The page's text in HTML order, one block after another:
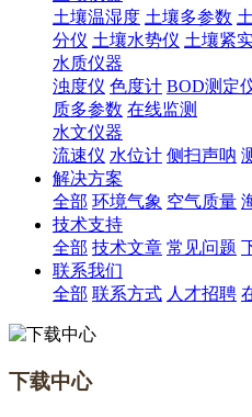
土壤温湿度 土壤多参数
分仪 土壤水势仪 土壤紧
水质仪器
浊度仪 色度计 BOD测定
质多参数 在线监测
水文仪器
流速仪 水位计 侧扫声呐
解决方案
全部 环境气象 空气质量
技术支持
全部 技术文章 常见问题
联系我们
全部 联系方式 人才招聘
下载中心